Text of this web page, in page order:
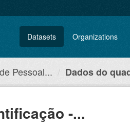
Datasets Organizations
Pessoal... Dados do
-...